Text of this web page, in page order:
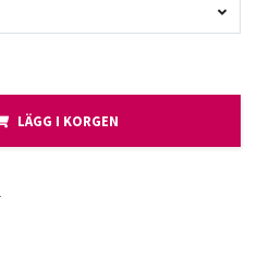
LÄGG I KORGEN